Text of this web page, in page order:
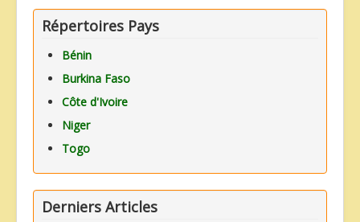
Répertoires Pays
Bénin
Burkina Faso
Côte d'Ivoire
Niger
Togo
Derniers Articles